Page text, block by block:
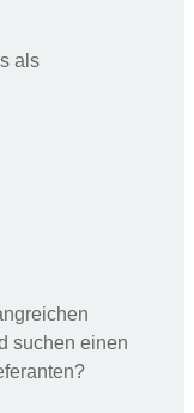
als
suchen einen